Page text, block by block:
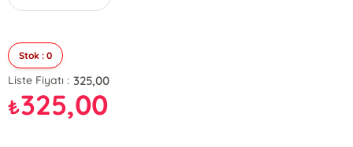
Stok : 0
Liste Fiyatı : 325,00
₺325,00